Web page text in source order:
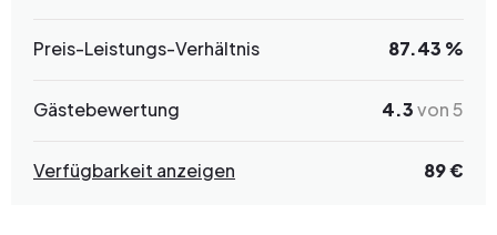
Preis-Leistungs-Verhältnis 87.43 %
Gästebewertung 4.3von 5
Verfügbarkeit anzeigen 89 €